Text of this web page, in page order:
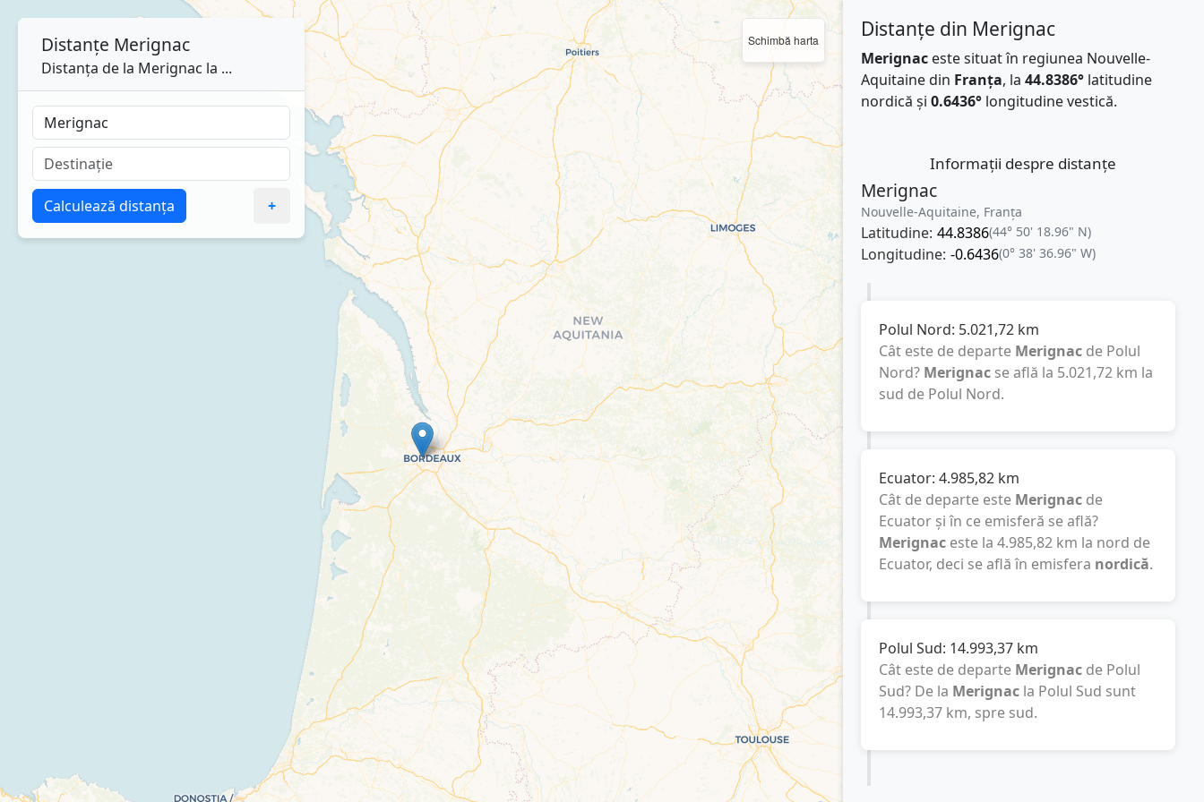
Schimbă harta Distanțe din Merignac
Merignaceste situat în regiunea Nouvelle-
Aquitaine din Franţa, la 44.8386°latitudine
nordică și 0.6436°longitudine vestică.
Informații despre distanțe
Merignac
Nouvelle-Aquitaine, Franţa
Latitudine: 44.8386(44° 50' 18.96" N)
Longitudine: -0.6436(0° 38' 36.96" W)
Polul Nord: 5.021,72 km
Cât este de departe Merignacde Polul
Nord? Merignacse află la 5.021,72 km la
sud de Polul Nord.
Ecuator: 4.985,82 km
Cât de departe este Merignacde
Ecuator și în ce emisferă se află?
Merignaceste la 4.985,82 km la nord de
Ecuator, deci se află în emisfera nordică.
Polul Sud: 14.993,37 km
Cât este de departe Merignacde Polul
Sud? De la Merignacla Polul Sud sunt
14.993,37 km, spre sud.
Distanțe Merignac
Distanța de la Merignac la ...
Calculează distanța +